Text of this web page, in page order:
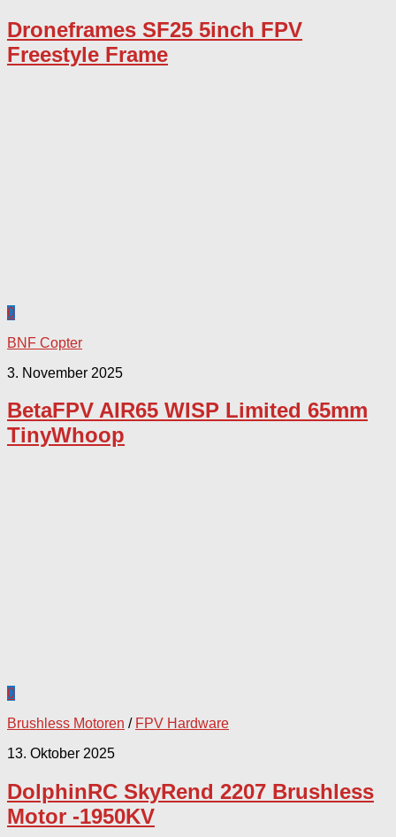
Droneframes SF25 5inch FPV
Freestyle Frame
0
BNF Copter
3. November 2025
BetaFPV AIR65 WISP Limited 65mm
TinyWhoop
0
Brushless Motoren / FPV Hardware
13. Oktober 2025
DolphinRC SkyRend 2207 Brushless
Motor -1950KV